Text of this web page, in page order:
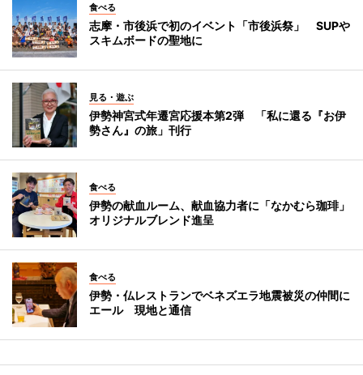
食べる
志摩・市後浜で初のイベント「市後浜祭」 SUPや
スキムボードの聖地に
見る・遊ぶ
伊勢神宮式年遷宮応援本第2弾 「私に還る『お伊
勢さん』の旅」刊行
食べる
伊勢の献血ルーム、献血協力者に「なかむら珈琲」
オリジナルブレンド進呈
食べる
伊勢・仏レストランでベネズエラ地震被災の仲間に
エール 現地と通信